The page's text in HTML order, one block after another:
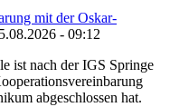
mit der Oskar-
- 09:12
ist nach der IGS Springe
abgeschlossen hat.